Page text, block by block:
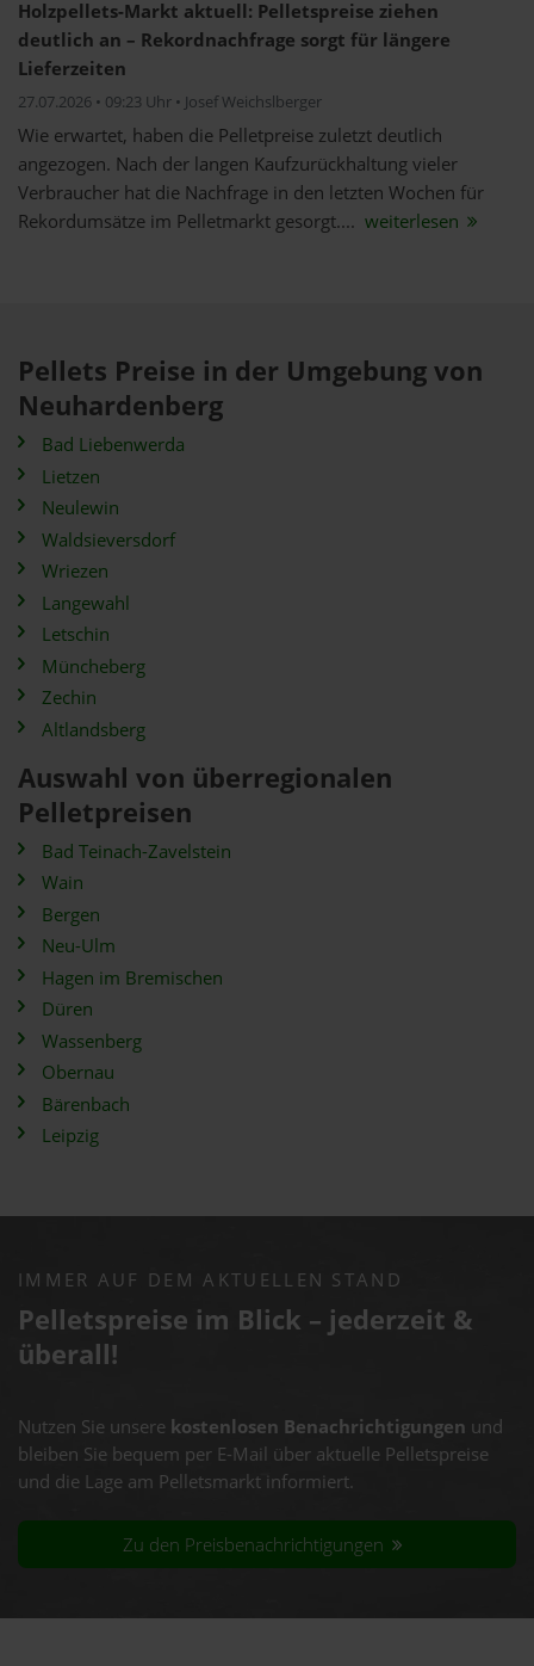
Holzpellets-Markt aktuell: Pelletspreise ziehen
deutlich an – Rekordnachfrage sorgt für längere
Lieferzeiten
27.07.2026 • 09:23 Uhr • Josef Weichslberger
Wie erwartet, haben die Pelletpreise zuletzt deutlich
angezogen. Nach der langen Kaufzurückhaltung vieler
Verbraucher hat die Nachfrage in den letzten Wochen für
Rekordumsätze im Pelletmarkt gesorgt.... weiterlesen
Pellets Preise in der Umgebung von
Neuhardenberg
Bad Liebenwerda
Lietzen
Neulewin
Waldsieversdorf
Wriezen
Langewahl
Letschin
Müncheberg
Zechin
Altlandsberg
Auswahl von überregionalen
Pelletpreisen
Bad Teinach-Zavelstein
Wain
Bergen
Neu-Ulm
Hagen im Bremischen
Düren
Wassenberg
Obernau
Bärenbach
Leipzig
IMMER AUF DEM AKTUELLEN STAND
Pelletspreise im Blick – jederzeit &
überall!
Nutzen Sie unsere kostenlosen Benachrichtigungen und
bleiben Sie bequem per E-Mail über aktuelle Pelletspreise
und die Lage am Pelletsmarkt informiert.
Zu den Preisbenachrichtigungen